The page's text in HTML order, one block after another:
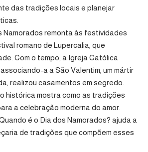
das tradições locais e planejar
Namorados remonta às festividades
romano de Lupercalia, que
Com o tempo, a Igreja Católica
a a São Valentim, um mártir
realizou casamentos em segredo.
histórica mostra como as tradições
a celebração moderna do amor.
é o Dia dos Namorados? ajuda a
de tradições que compõem esses